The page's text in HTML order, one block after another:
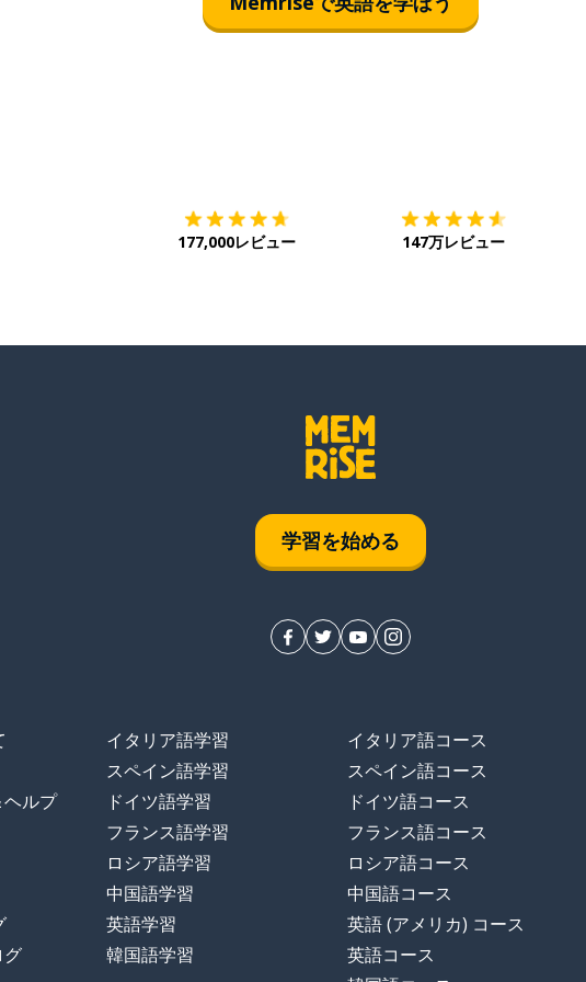
177,000レビュー 147万レビュー
学習を始める
ルプ
グ
イタリア語学習
スペイン語学習
ドイツ語学習
フランス語学習
ロシア語学習
中国語学習
英語学習
韓国語学習
イタリア語コース
スペイン語コース
ドイツ語コース
フランス語コース
ロシア語コース
中国語コース
英語 (アメリカ) コース
英語コース